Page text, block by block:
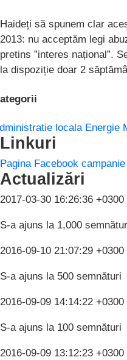
Haideți să spunem clar
2013: nu acceptăm legi
pretins ”interes național”.
la dispoziție doar 2
locala Energie
Linkuri
Pagina Facebook campanie
Actualizări
2017-03-30 16:26:36 +0300
S-a ajuns la 1,000
2016-09-10 21:07:29 +0300
S-a ajuns la 500 semnături
2016-09-09 14:14:22 +0300
S-a ajuns la 100 semnături
2016-09-09 13:12:23 +0300